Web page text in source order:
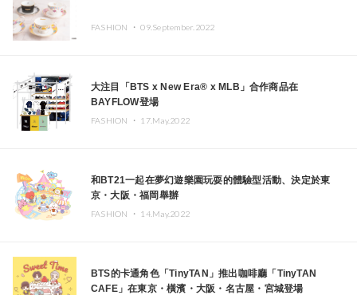
FASHION ・09.September.2022
大注目「BTS x New Era®︎ x MLB」合作商品在
BAYFLOW登場
FASHION ・ 17.May.2022
和BT21一起在夢幻遊樂園玩耍的體驗型活動、決定於東
京・大阪・福岡舉辦
FASHION ・ 14.May.2022
BTS的卡通角色「TinyTAN」推出咖啡廳「TinyTAN
CAFE」在東京・橫濱・大阪・名古屋・宮城登場